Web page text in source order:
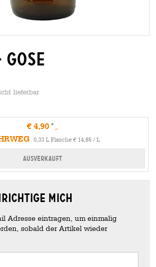
lieferbar
€ 4,90
0,33 L Flasche € 14,85 / L
Ausverkauft
mich
Adresse eintragen, um einmalig
sobald der Artikel wieder